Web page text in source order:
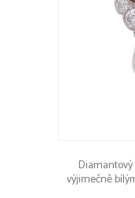
výjimečně